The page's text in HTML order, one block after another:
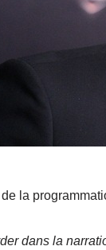
la
dans la